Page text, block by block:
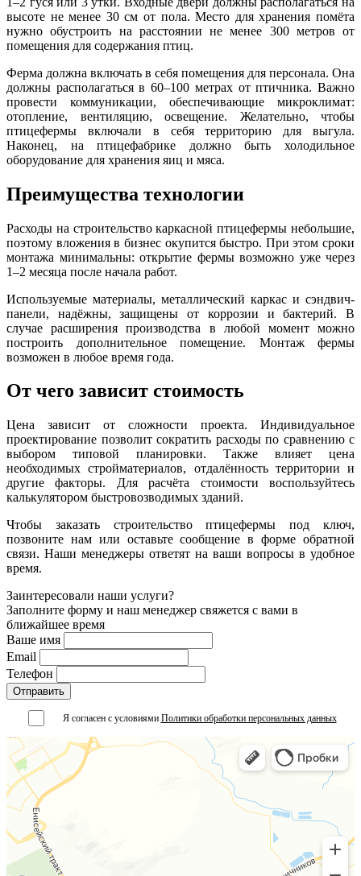
высоте не менее 30 см от пола. Место для хранения помёта
нужно обустроить на расстоянии не менее 300 метров от
помещения для содержания птиц.
Ферма должна включать в себя помещения для персонала. Она
должны располагаться в 60–100 метрах от птичника. Важно
провести коммуникации, обеспечивающие микроклимат:
отопление, вентиляцию, освещение. Желательно, чтобы
птицефермы включали в себя территорию для выгула.
Наконец, на птицефабрике должно быть холодильное
оборудование для хранения яиц и мяса.
Преимущества технологии
Расходы на строительство каркасной птицефермы небольшие,
поэтому вложения в бизнес окупится быстро. При этом сроки
монтажа минимальны: открытие фермы возможно уже через
1–2 месяца после начала работ.
Используемые материалы, металлический каркас и сэндвич-
панели, надёжны, защищены от коррозии и бактерий. В
случае расширения производства в любой момент можно
построить дополнительное помещение. Монтаж фермы
возможен в любое время года.
От чего зависит стоимость
Цена зависит от сложности проекта. Индивидуальное
проектирование позволит сократить расходы по сравнению с
выбором типовой планировки. Также влияет цена
необходимых стройматериалов, отдалённость территории и
другие факторы. Для расчёта стоимости воспользуйтесь
калькулятором быстровозводимых зданий.
Чтобы заказать строительство птицефермы под ключ,
позвоните нам или оставьте сообщение в форме обратной
связи. Наши менеджеры ответят на ваши вопросы в удобное
время.
Заинтересовали наши услуги?
Заполните форму и наш менеджер свяжется с вами в
ближайшее время
Ваше имя
Email
Телефон
Я согласен с условиями Политики обработки персональных данных